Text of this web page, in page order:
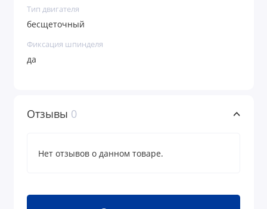
Тип двигателя
бесщеточный
Фиксация шпинделя
да
Отзывы 0
Нет отзывов о данном товаре.